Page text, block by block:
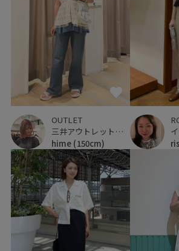
OUTLET
三井アウトレットパーク 仙台港
hime (150cm)